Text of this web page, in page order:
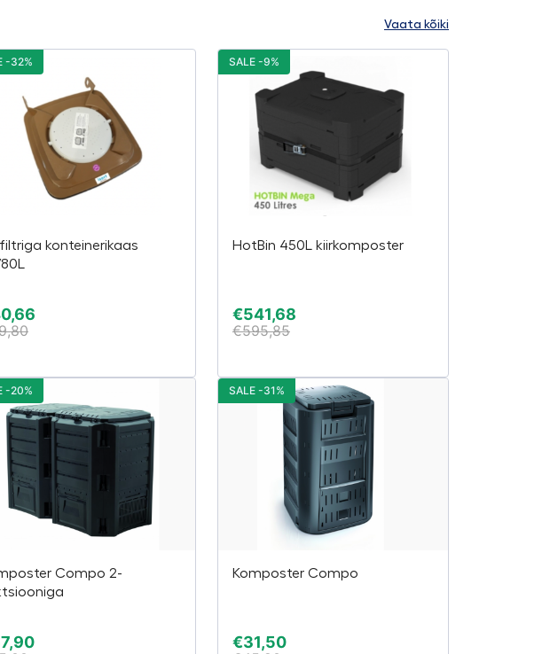
Vaata kõiki
konteinerikaas
-32%
HotBin 450L kiirkomposter
€541,68
€595,85
SALE -9%
Compo 2-
-20%
Komposter Compo
€31,50
SALE -31%